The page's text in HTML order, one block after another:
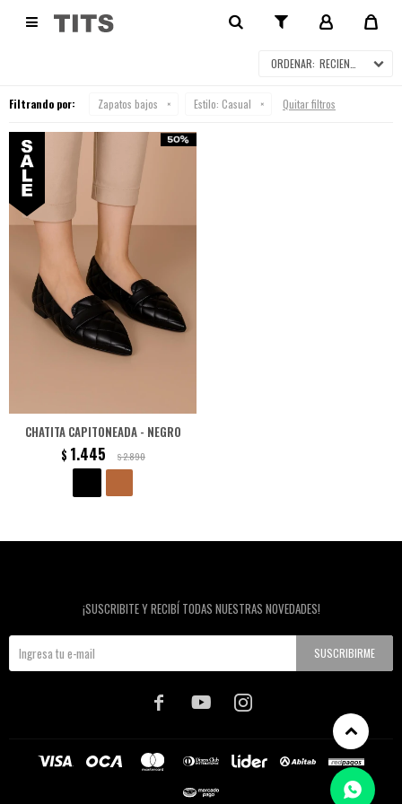
 ZAPATOS BAJOS EN SALE
RECIENTES
Filtrando por: Zapatos bajos Estilo: Casual Quitar filtros
CHATITA CAPITONEADA - NEGRO
$ 1.445 $2.890
¡SUSCRIBITE Y RECIBÍ TODAS NUESTRAS NOVEDADES!
SUSCRIBIRME
  